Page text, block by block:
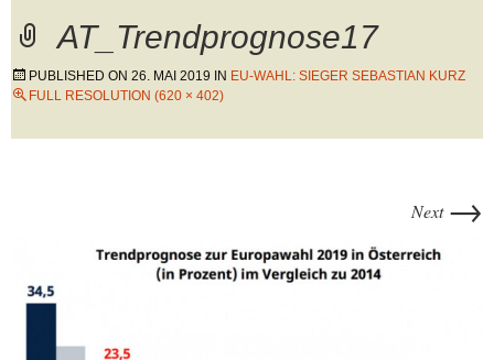
AT_Trendprognose17
PUBLISHED ON 26. MAI 2019 IN EU-WAHL: SIEGER SEBASTIAN KURZ
FULL RESOLUTION (620 × 402)
Next →